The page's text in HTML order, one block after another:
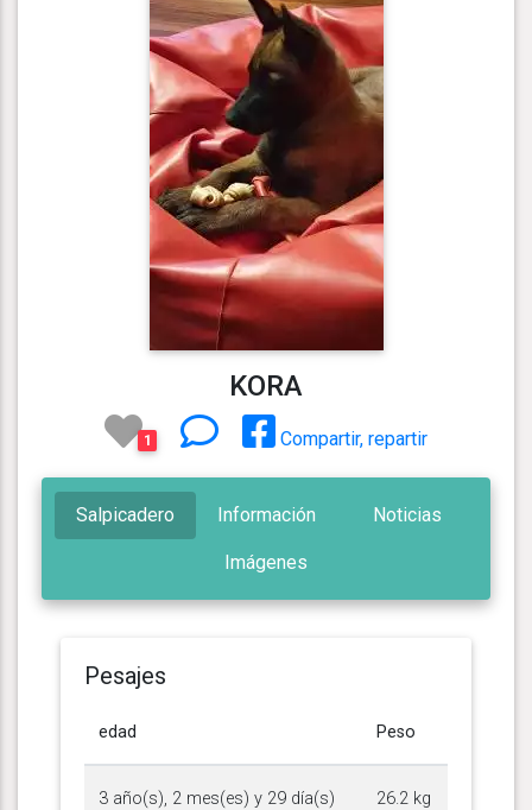
KORA
1 Compartir, repartir
Salpicadero Información Noticias
Imágenes
Pesajes
edad Peso
3 año(s), 2 mes(es) y 29 día(s) 26.2 kg